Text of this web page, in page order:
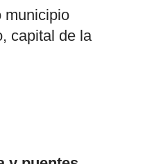
municipio
capital de la